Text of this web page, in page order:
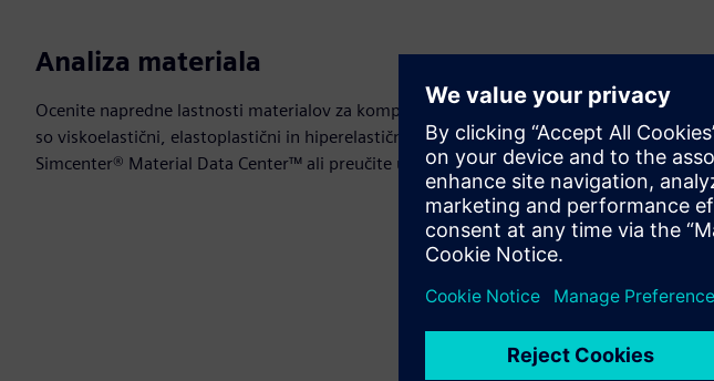
Analiza materiala
Ocenite napredne lastnosti materialov za kompozite, rešetke in nelinearne materiale (kot
so viskoelastični, elastoplastični in hiperelastični materiali) z brezhibno integracijo s
Simcenter® Material Data Center™ ali preučite uporabniško opredeljene materiale.